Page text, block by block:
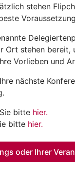
stehen
Ort stehen
Vorlieben und
nächste
bitte hier.
bittehier.
oder Ihrer